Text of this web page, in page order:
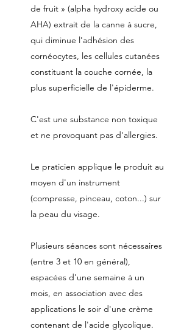
de fruit » (alpha hydroxy acide ou
AHA) extrait de la canne à sucre,
qui diminue l'adhésion des
cornéocytes, les cellules cutanées
constituant la couche cornée, la
plus superficielle de l'épiderme.
C'est une substance non toxique
et ne provoquant pas d'allergies.
Le praticien applique le produit au
moyen d'un instrument
(compresse, pinceau, coton...) sur
la peau du visage.
Plusieurs séances sont nécessaires
(entre 3 et 10 en général),
espacées d'une semaine à un
mois, en association avec des
applications le soir d'une crème
contenant de l'acide glycolique.